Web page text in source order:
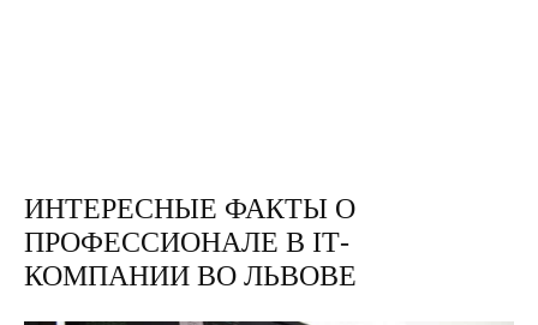
ИНТЕРЕСНЫЕ ФАКТЫ О
ПРОФЕССИОНАЛЕ В ІТ-
КОМПАНИИ ВО ЛЬВОВЕ